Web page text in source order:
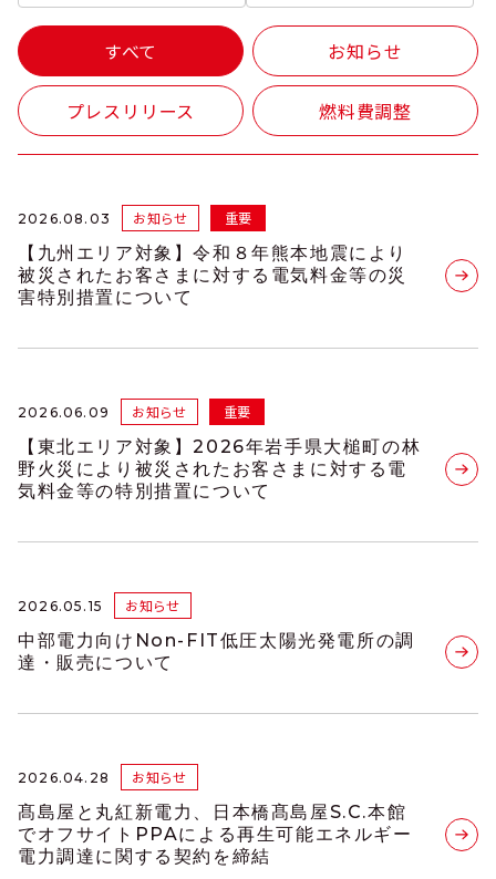
すべて お知らせ
プレスリリース 燃料費調整
2026.08.03 お知らせ 重要
【九州エリア対象】令和８年熊本地震により
被災されたお客さまに対する電気料金等の災
害特別措置について
2026.06.09 お知らせ 重要
【東北エリア対象】2026年岩手県大槌町の林
野火災により被災されたお客さまに対する電
気料金等の特別措置について
2026.05.15 お知らせ
中部電力向けNon-FIT低圧太陽光発電所の調
達・販売について
2026.04.28 お知らせ
髙島屋と丸紅新電力、日本橋髙島屋S.C.本館
でオフサイトPPAによる再生可能エネルギー
電力調達に関する契約を締結